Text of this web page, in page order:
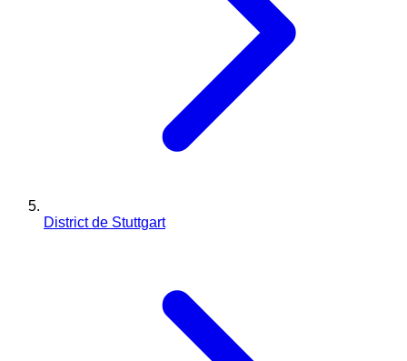
District de Stuttgart